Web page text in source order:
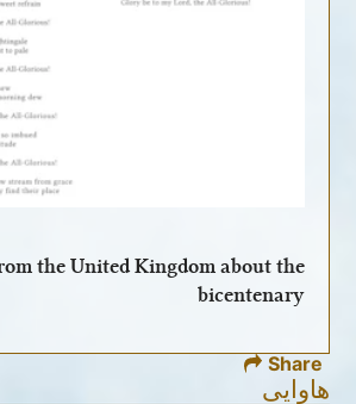
the United Kingdom about the
bicentenary
Share
هاوایی